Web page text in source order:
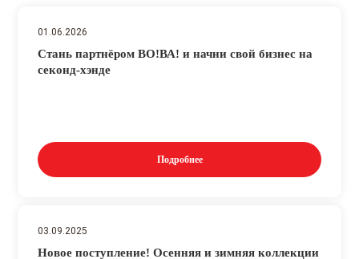
01.06.2026
Стань партнёром ВО!ВА! и начни свой бизнес на
секонд-хэнде
Подробнее
03.09.2025
Новое поступление! Осенняя и зимняя коллекции